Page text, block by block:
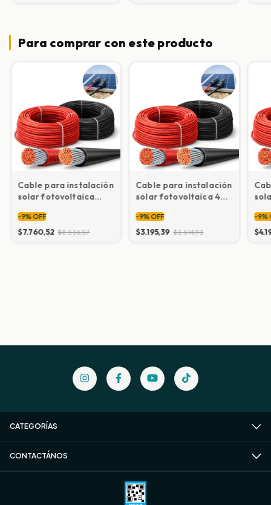
Para comprar con este producto
Cable para instalación
solar fotovoltaica
-9% OFF
$7.760,52 $8.536,57
Cable para instalación
solar fotovoltaica 4
-9% OFF
$3.195,39 $3.514,93
-9%
CATEGORÍAS
CONTACTÁNOS